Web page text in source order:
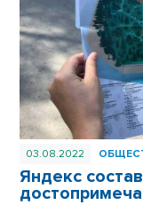
Публикуется
2022 год».
03.08.2022
Яндекс